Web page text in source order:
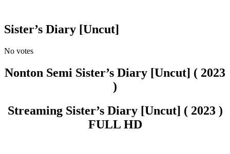
Sister’s Diary [Uncut]
No votes
Nonton Semi Sister’s Diary [Uncut] ( 2023
)
Streaming Sister’s Diary [Uncut] ( 2023 )
FULL HD